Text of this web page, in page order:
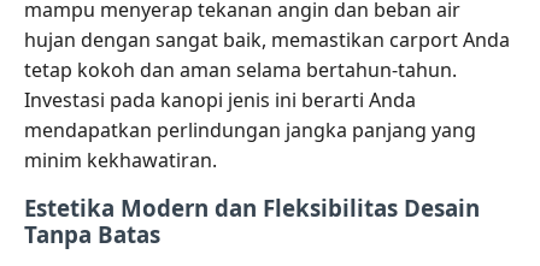
mampu menyerap tekanan angin dan beban air
hujan dengan sangat baik, memastikan carport Anda
tetap kokoh dan aman selama bertahun-tahun.
Investasi pada kanopi jenis ini berarti Anda
mendapatkan perlindungan jangka panjang yang
minim kekhawatiran.
Estetika Modern dan Fleksibilitas Desain
Tanpa Batas